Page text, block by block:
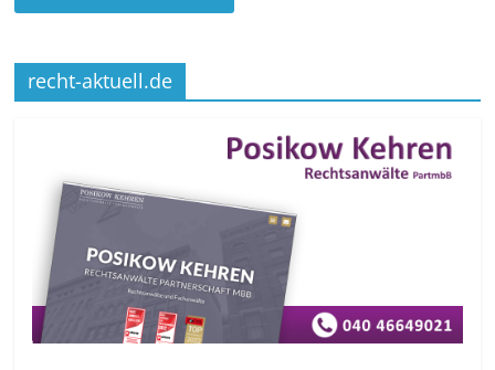
recht-aktuell.de